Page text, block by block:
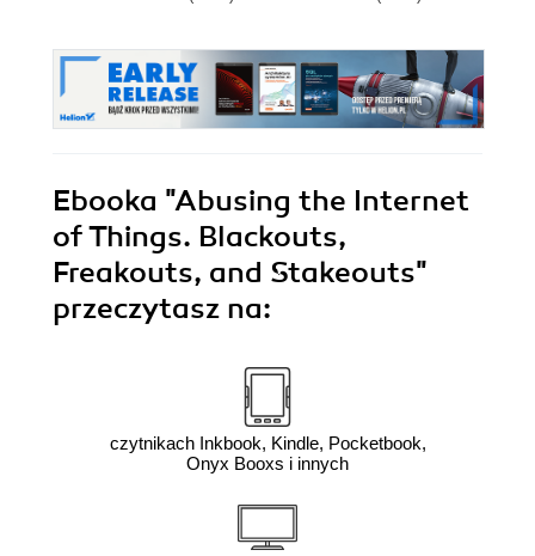
Ebooka "Abusing the Internet
of Things. Blackouts,
Freakouts, and Stakeouts"
przeczytasz na:
czytnikach Inkbook, Kindle, Pocketbook,
Onyx Booxs i innych